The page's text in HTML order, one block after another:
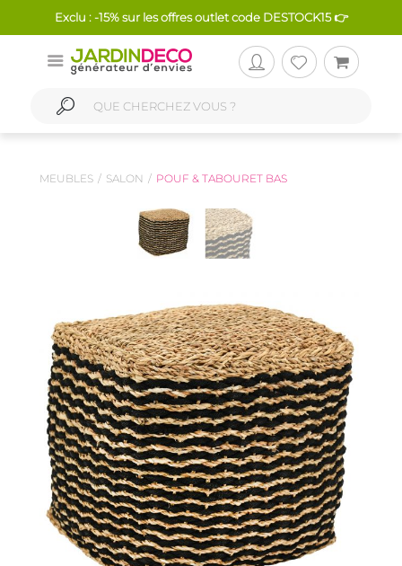
Exclu : -15% sur les offres outlet code DESTOCK15 👉
MEUBLES SALON POUF & TABOURET BAS